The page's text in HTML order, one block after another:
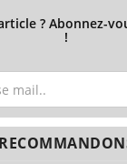
? Abonnez-
!